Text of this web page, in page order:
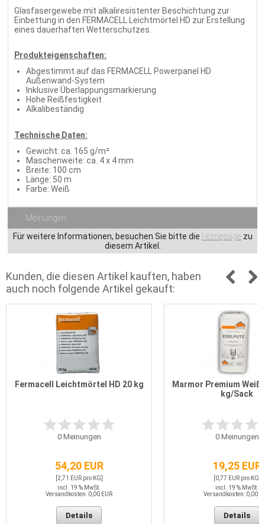
Glasfasergewebe mit alkaliresistenter Beschichtung zur
Einbettung in den FERMACELL Leichtmörtel HD zur Erstellung
eines dauerhaften Wetterschutzes.
Produkteigenschaften:
Abgestimmt auf das FERMACELL Powerpanel HD
Außenwand-System
Inklusive Überlappungsmarkierung
Hohe Reißfestigkeit
Alkalibeständig
Technische Daten:
Gewicht: ca. 165 g/m²
Maschenweite: ca. 4 x 4 mm
Breite: 100 cm
Länge: 50 m
Farbe: Weiß
Meinungen
Für weitere Informationen, besuchen Sie bitte die Homepagezu
diesem Artikel.
Kunden, die diesen Artikel kauften, haben
auch noch folgende Artikel gekauft:
Fermacell Leichtmörtel HD 20 kg
0Meinungen
54,20 EUR
[2,71 EUR pro KG]
incl. 19 % MwSt.
Versandkosten: 0,00 EUR
Details
Marmor Premium Weiß
kg/Sack
0Meinungen
19,25 EUR
[0,77 EUR pro KG]
incl. 19 % MwSt.
Versandkosten: 0,00
Details